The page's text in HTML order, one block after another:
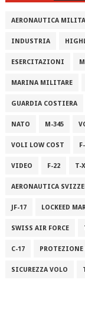
AERONAUTICA
INDUSTRIA
ESERCITAZIONI
MARINA MILITARE
GUARDIA COSTIERA
NATO M-345
VOLI LOW COST
VIDEO F-22 T-
AERONAUTICA
JF-17 LOCKEED
SWISS AIR FORCE
C-17
SICUREZZA VOLO